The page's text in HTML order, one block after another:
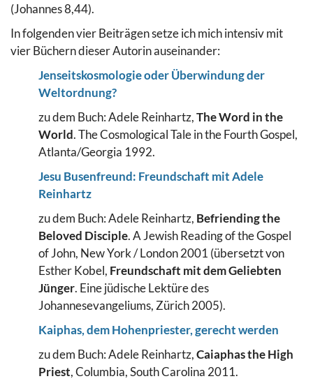
(Johannes 8,44).
In folgenden vier Beiträgen setze ich mich intensiv mit
vier Büchern dieser Autorin auseinander:
Jenseitskosmologie oder Überwindung der
Weltordnung?
zu dem Buch: Adele Reinhartz,The Word in the
World. The Cosmological Tale in the Fourth Gospel,
Atlanta/Georgia 1992.
Jesu Busenfreund: Freundschaft mit Adele
Reinhartz
zu dem Buch: Adele Reinhartz, Befriending the
Beloved Disciple. A Jewish Reading of the Gospel
of John, New York / London 2001 (übersetzt von
Esther Kobel, Freundschaft mit dem Geliebten
Jünger. Eine jüdische Lektüre des
Johannesevangeliums, Zürich 2005).
Kaiphas, dem Hohenpriester, gerecht werden
zu dem Buch: Adele Reinhartz,Caiaphas the High
Priest, Columbia, South Carolina 2011.